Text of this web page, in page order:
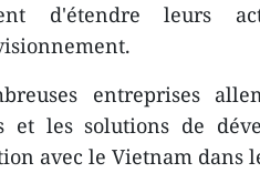
d'étendre leurs
entreprises
et les solutions de
avec le Vietnam dans